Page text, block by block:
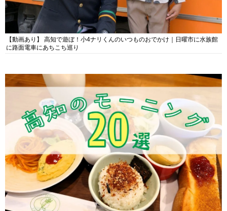
【動画あり】 高知で遊ぼ！小4ナリくんのいつものおでかけ｜日曜市に水族館
に路面電車にあちこち巡り